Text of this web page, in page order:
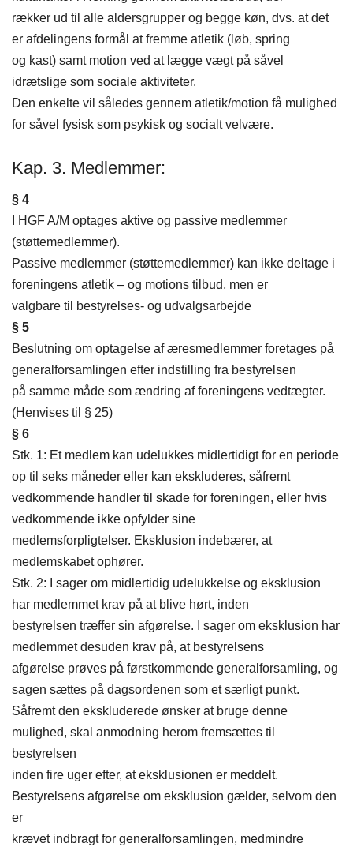
rækker ud til alle aldersgrupper og begge køn, dvs. at det
er afdelingens formål at fremme atletik (løb, spring
og kast) samt motion ved at lægge vægt på såvel
idrætslige som sociale aktiviteter.
Den enkelte vil således gennem atletik/motion få mulighed
for såvel fysisk som psykisk og socialt velvære.
Kap. 3. Medlemmer:
§ 4
I HGF A/M optages aktive og passive medlemmer
(støttemedlemmer).
Passive medlemmer (støttemedlemmer) kan ikke deltage i
foreningens atletik – og motions tilbud, men er
valgbare til bestyrelses- og udvalgsarbejde
§ 5
Beslutning om optagelse af æresmedlemmer foretages på
generalforsamlingen efter indstilling fra bestyrelsen
på samme måde som ændring af foreningens vedtægter.
(Henvises til § 25)
§ 6
Stk. 1: Et medlem kan udelukkes midlertidigt for en periode
op til seks måneder eller kan ekskluderes, såfremt
vedkommende handler til skade for foreningen, eller hvis
vedkommende ikke opfylder sine
medlemsforpligtelser. Eksklusion indebærer, at
medlemskabet ophører.
Stk. 2: I sager om midlertidig udelukkelse og eksklusion
har medlemmet krav på at blive hørt, inden
bestyrelsen træffer sin afgørelse. I sager om eksklusion har
medlemmet desuden krav på, at bestyrelsens
afgørelse prøves på førstkommende generalforsamling, og
sagen sættes på dagsordenen som et særligt punkt.
Såfremt den ekskluderede ønsker at bruge denne
mulighed, skal anmodning herom fremsættes til
bestyrelsen
inden fire uger efter, at eksklusionen er meddelt.
Bestyrelsens afgørelse om eksklusion gælder, selvom den
er
krævet indbragt for generalforsamlingen, medmindre